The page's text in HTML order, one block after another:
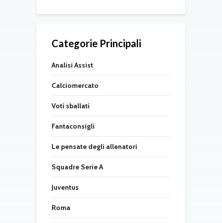
Categorie Principali
Analisi Assist
Calciomercato
Voti sballati
Fantaconsigli
Le pensate degli allenatori
Squadre Serie A
Juventus
Roma